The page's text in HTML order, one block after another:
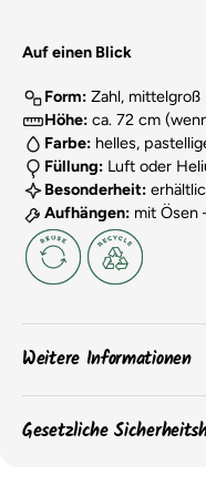
Auf einen Blick
Form: Zahl, mittelgroß
Höhe: ca. 72 cm
Farbe: helles,
Füllung: Luft oder
Besonderheit:
Aufhängen: mit Ösen
Weitere Informationen
Die Farben
der
Gesetzliche